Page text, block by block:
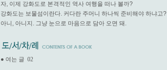
자, 이제 강화도로 본격적인 역사 여행을 떠나 볼까?
강화도는 보물섬이란다. 커다란 주머니 하나씩 준비해야 하냐고?
아니, 아니지. 그냥 눈으로 마음으로 담아 오면 돼.
● 여는 글  02